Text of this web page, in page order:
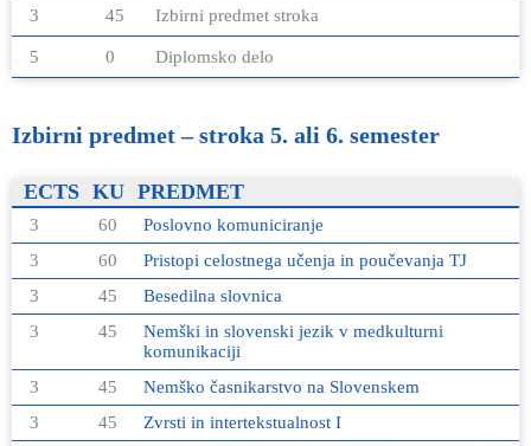
3 45 Izbirni predmet stroka
5 0 Diplomsko delo
Izbirni predmet – stroka 5. ali 6. semester
ECTS KU PREDMET
3 60
Poslovno komuniciranje
3
60
Pristopi celostnega učenja in poučevanja TJ
3
45
Besedilna slovnica
3
45
Nemški in slovenski jezik v medkulturni
komunikaciji
3
45
Nemško časnikarstvo na Slovenskem
3
45
Zvrsti in intertekstualnost I